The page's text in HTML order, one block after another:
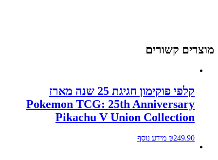
קשורים
קלפי פוקימון חגיגת 25 שנה מארז
Pokemon TCG: 25th Anniversary
Pikachu V Union Collection
₪249.90 מידע נוסף